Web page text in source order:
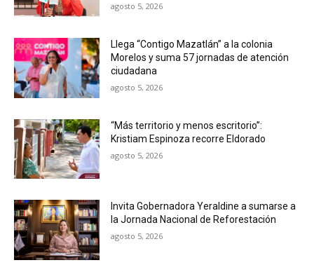
agosto 5, 2026
Llega “Contigo Mazatlán” a la colonia
Morelos y suma 57 jornadas de atención
ciudadana
agosto 5, 2026
“Más territorio y menos escritorio”:
Kristiam Espinoza recorre Eldorado
agosto 5, 2026
Invita Gobernadora Yeraldine a sumarse a
la Jornada Nacional de Reforestación
agosto 5, 2026